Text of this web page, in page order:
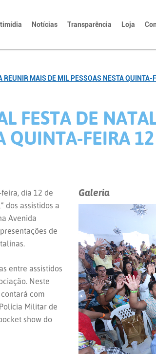
Notícias Transparência Loja
REUNIR MAIS DE MIL PESSOAS NESTA QUINTA-
FESTA DE
QUINTA-FEIRA 12
Galeria
dia 12 de
dos assistidos a
Avenida
de
entre assistidos
Neste
com
Militar de
show do